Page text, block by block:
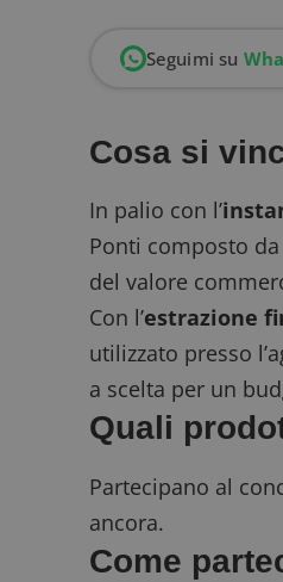
Seguimi su
Cosa si
In palio con l’
Ponti composto
del valore
Con l’estrazione
utilizzato presso
a scelta per un
Quali
Partecipano al
ancora.
Come